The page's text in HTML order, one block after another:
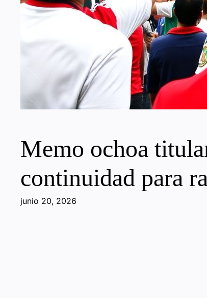
Memo ochoa
continuidad para
junio 20, 2026